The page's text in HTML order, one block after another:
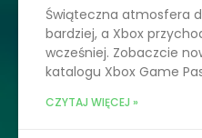
Świąteczna atmosfera
bardziej, a Xbox
wcześniej. Zobaczcie
katalogu Xbox Game
CZYTAJ WIĘCEJ »